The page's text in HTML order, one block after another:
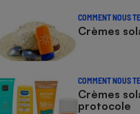
COMMENT NOUS
Crèmes
COMMENT NOUS
Crèmes
protocole